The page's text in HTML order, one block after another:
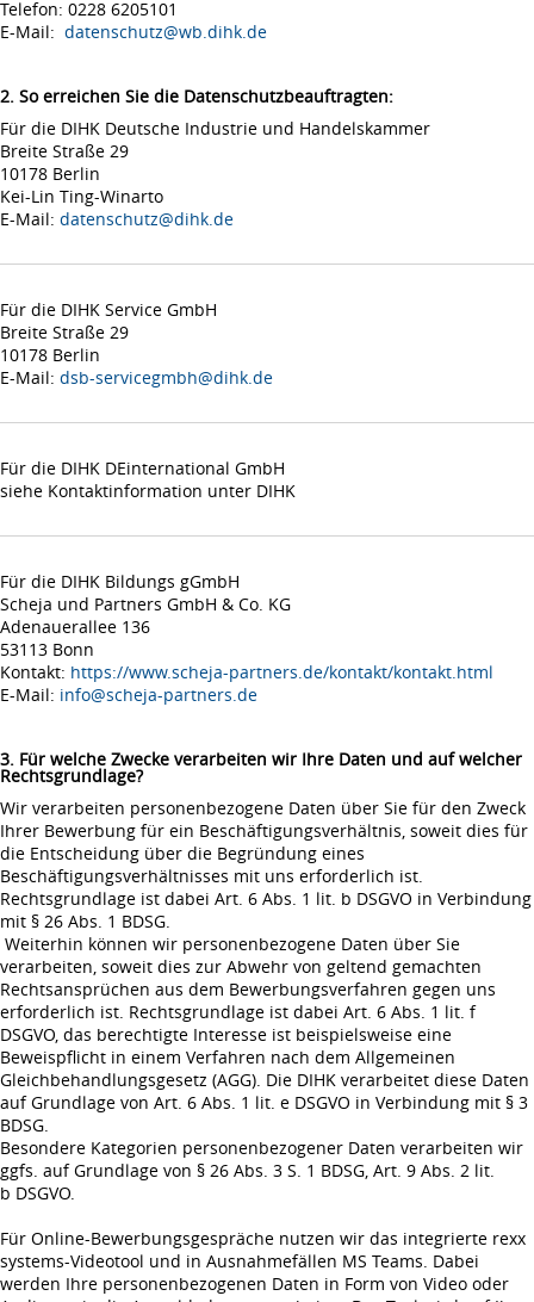
Telefon: 0228 6205101
E-Mail: datenschutz@wb.dihk.de
2. So erreichen Sie die Datenschutzbeauftragten:
Für die DIHK Deutsche Industrie und Handelskammer
Breite Straße 29
10178 Berlin
Kei-Lin Ting-Winarto
E-Mail: datenschutz@dihk.de
Für die DIHK Service GmbH
Breite Straße 29
10178 Berlin
E-Mail: dsb-servicegmbh@dihk.de
Für die DIHK DEinternational GmbH
siehe Kontaktinformation unter DIHK
Für die DIHK Bildungs gGmbH
Scheja und Partners GmbH & Co. KG
Adenauerallee 136
53113 Bonn
Kontakt: https://www.scheja-partners.de/kontakt/kontakt.html
E-Mail: info@scheja-partners.de
3. Für welche Zwecke verarbeiten wir Ihre Daten und auf welcher
Rechtsgrundlage?
Wir verarbeiten personenbezogene Daten über Sie für den Zweck
Ihrer Bewerbung für ein Beschäftigungsverhältnis, soweit dies für
die Entscheidung über die Begründung eines
Beschäftigungsverhältnisses mit uns erforderlich ist.
Rechtsgrundlage ist dabei Art. 6 Abs. 1 lit. b DSGVO in Verbindung
mit § 26 Abs. 1 BDSG.
Weiterhin können wir personenbezogene Daten über Sie
verarbeiten, soweit dies zur Abwehr von geltend gemachten
Rechtsansprüchen aus dem Bewerbungsverfahren gegen uns
erforderlich ist. Rechtsgrundlage ist dabei Art. 6 Abs. 1 lit. f
DSGVO, das berechtigte Interesse ist beispielsweise eine
Beweispflicht in einem Verfahren nach dem Allgemeinen
Gleichbehandlungsgesetz (AGG). Die DIHK verarbeitet diese Daten
auf Grundlage von Art. 6 Abs. 1 lit. e DSGVO in Verbindung mit § 3
BDSG.
Besondere Kategorien personenbezogener Daten verarbeiten wir
ggfs. auf Grundlage von § 26 Abs. 3 S. 1 BDSG, Art. 9 Abs. 2 lit.
b DSGVO.
Für Online-Bewerbungsgespräche nutzen wir das integrierte rexx
systems-Videotool und in Ausnahmefällen MS Teams. Dabei
werden Ihre personenbezogenen Daten in Form von Video oder